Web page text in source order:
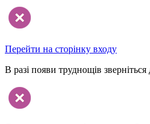
Перейти на сторінку входу
В разі появи труднощів